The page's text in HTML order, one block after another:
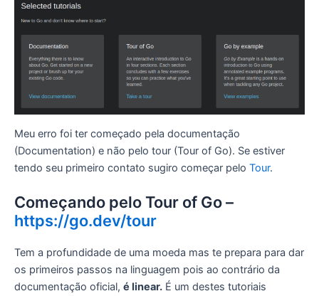
Meu erro foi ter começado pela documentação
(Documentation) e não pelo tour (Tour of Go). Se estiver
tendo seu primeiro contato sugiro começar pelo Tour.
Começando pelo Tour of Go –
https://go.dev/tour
Tem a profundidade de uma moeda mas te prepara para dar
os primeiros passos na linguagem pois ao contrário da
documentação oficial, é linear. É um destes tutoriais